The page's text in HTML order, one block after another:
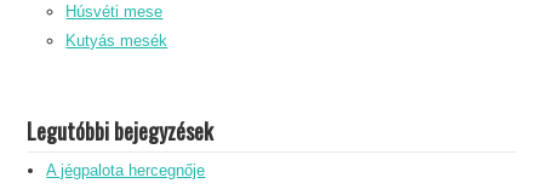
Húsvéti mese
Kutyás mesék
Legutóbbi bejegyzések
A jégpalota hercegnője